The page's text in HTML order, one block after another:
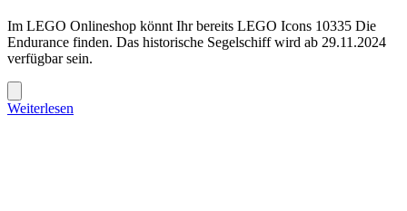
Im LEGO Onlineshop könnt Ihr bereits LEGO Icons 10335 Die
Endurance finden. Das historische Segelschiff wird ab 29.11.2024
verfügbar sein.
Weiterlesen